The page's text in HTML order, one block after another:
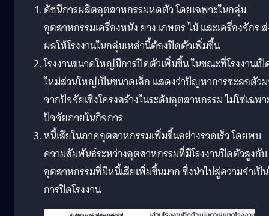
ดัชนีการผลิตอุตสาหกรรมหดตัว โดยเฉพาะในกลุ่ม
อุตสาหกรรมเครื่องหนัง ยาง เกษตร ไม้ และเครื่องจักร
ผลให้โรงงานในกลุ่มเหล่านี้ต้องปิดตัวเพิ่มขึ้น
โรงงานขนาดใหญ่มีการปิดตัวเพิ่มขึ้น ในขณะที่โรงงานเปิ
ใหม่ส่วนใหญ่เป็นขนาดเล็ก แสดงว่าปัญหาการชะลอตัว
จากปัจจัยเชิงโครงสร้างในระดับอุตสาหกรรม ไม่ใช่เฉพ
ปัจจัยภายในกิจการ
หนี้เสียในภาคอุตสาหกรรมเพิ่มขึ้นอย่างรวดเร็ว โดยพบ
ความสัมพันธ์ระหว่างอุตสาหกรรมที่มีโรงงานปิดตัวสูงกับ
อุตสาหกรรมที่มีหนี้เสียเพิ่มขึ้นมาก ซึ่งนำไปสู่ความจำเป็
การปิดโรงงาน